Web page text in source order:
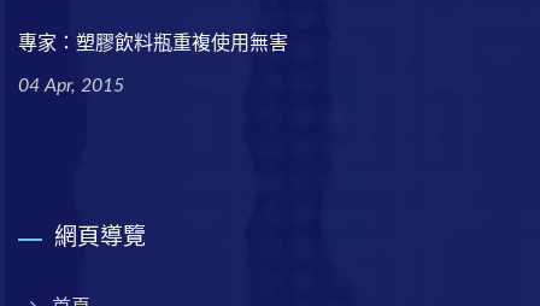
專家：塑膠飲料瓶重複使用無害
04 Apr, 2015
網頁導覽